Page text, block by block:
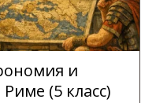
и
(5 класс)